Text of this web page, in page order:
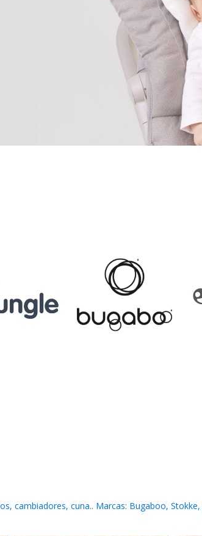
cambiadores, cuna.. Marcas: Bugaboo, Stokke,